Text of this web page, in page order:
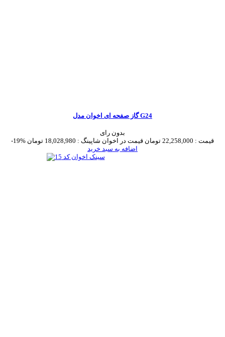
گاز صفحه ای اخوان مدل G24
بدون رای
-19%
قیمت : 22,258,000 تومان قیمت در اخوان شاپینگ : 18,028,980 تومان
اضافه به سبد خرید